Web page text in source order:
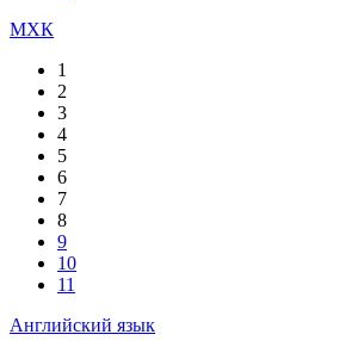
МХК
1
2
3
4
5
6
7
8
9
10
11
Английский язык